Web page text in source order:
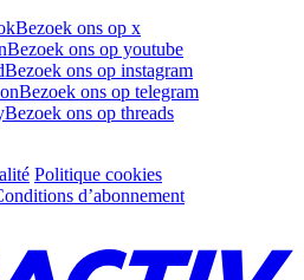
Bezoek ons op x
Bezoek ons op youtube
Bezoek ons op instagram
Bezoek ons op telegram
Bezoek ons op threads
Politique cookies
d’abonnement